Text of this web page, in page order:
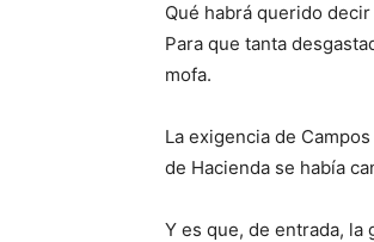
Qué habrá querido
Para que tanta
mofa.
La exigencia de
de Hacienda se había
Y es que, de entrada, la